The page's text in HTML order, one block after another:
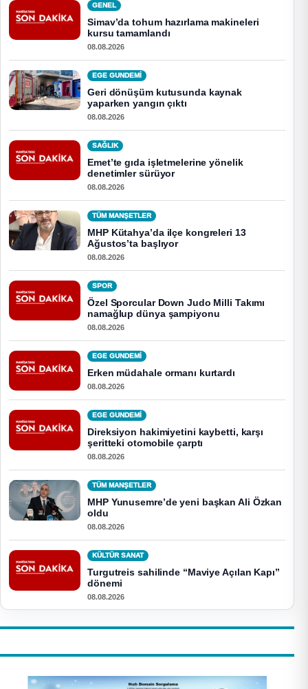
GENEL
Simav’da tohum hazırlama makineleri
kursu tamamlandı
08.08.2026
EGE GUNDEMİ
Geri dönüşüm kutusunda kaynak
yaparken yangın çıktı
08.08.2026
SAĞLIK
Emet’te gıda işletmelerine yönelik
denetimler sürüyor
08.08.2026
TÜM MANŞETLER
MHP Kütahya’da ilçe kongreleri 13
Ağustos’ta başlıyor
08.08.2026
SPOR
Özel Sporcular Down Judo Milli Takımı
namağlup dünya şampiyonu
08.08.2026
EGE GUNDEMİ
Erken müdahale ormanı kurtardı
08.08.2026
EGE GUNDEMİ
Direksiyon hakimiyetini kaybetti, karşı
şeritteki otomobile çarptı
08.08.2026
TÜM MANŞETLER
MHP Yunusemre’de yeni başkan Ali Özkan
oldu
08.08.2026
KÜLTÜR SANAT
Turgutreis sahilinde “Maviye Açılan Kapı”
dönemi
08.08.2026